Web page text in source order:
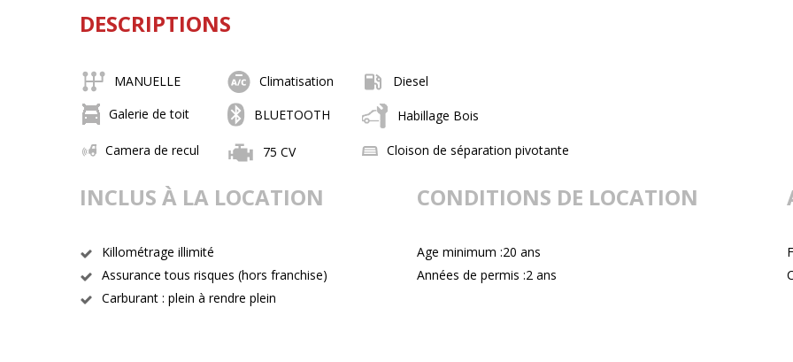
DESCRIPTIONS
MANUELLE Climatisation
Diesel
Galerie de toit
BLUETOOTH Habillage Bois
Camera de recul 75 CV Cloison de séparation pivotante
INCLUS À LA LOCATION
Killométrage illimité
Assurance tous risques (hors franchise)
Carburant : plein à rendre plein
CONDITIONS DE LOCATION
Age minimum :20 ans
Années de permis :2 ans